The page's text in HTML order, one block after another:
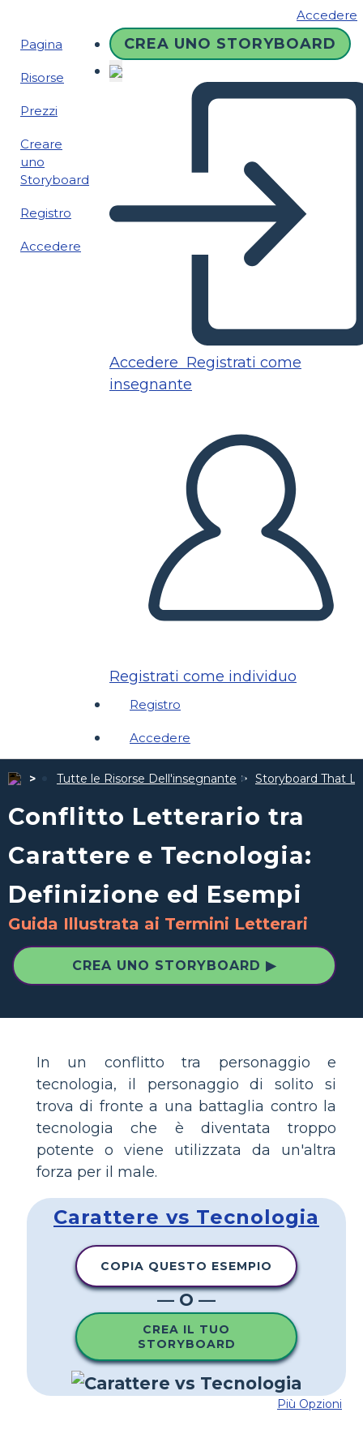
Accedere
Pagina
Risorse
Prezzi
Creare
uno
Storyboard
Registro
Accedere
CREA UNO STORYBOARD
Accedere Registrati come
insegnante
Registrati come individuo
Registro
Accedere
Tutte le Risorse Dell'insegnante Storyboard That
Conflitto Letterario tra
Carattere e Tecnologia:
Definizione ed Esempi
Guida Illustrata ai Termini Letterari
CREA UNO STORYBOARD ▶
In un conflitto tra personaggio e
tecnologia, il personaggio di solito si
trova di fronte a una battaglia contro la
tecnologia che è diventata troppo
potente o viene utilizzata da un'altra
forza per il male.
Carattere vs Tecnologia
COPIA QUESTO ESEMPIO
— O —
CREA IL TUO
STORYBOARD
Più Opzioni